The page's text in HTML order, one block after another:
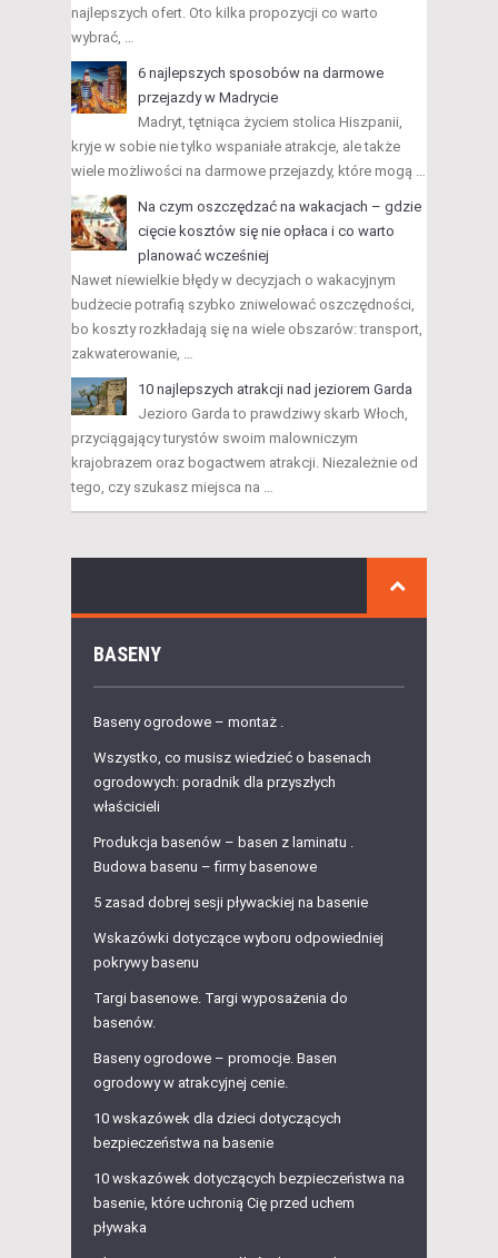
najlepszych ofert. Oto kilka propozycji co warto
wybrać, …
6 najlepszych sposobów na darmowe
przejazdy w Madrycie
Madryt, tętniąca życiem stolica Hiszpanii,
kryje w sobie nie tylko wspaniałe atrakcje, ale także
wiele możliwości na darmowe przejazdy, które mogą …
Na czym oszczędzać na wakacjach – gdzie
cięcie kosztów się nie opłaca i co warto
planować wcześniej
Nawet niewielkie błędy w decyzjach o wakacyjnym
budżecie potrafią szybko zniwelować oszczędności,
bo koszty rozkładają się na wiele obszarów: transport,
zakwaterowanie, …
10 najlepszych atrakcji nad jeziorem Garda
Jezioro Garda to prawdziwy skarb Włoch,
przyciągający turystów swoim malowniczym
krajobrazem oraz bogactwem atrakcji. Niezależnie od
tego, czy szukasz miejsca na …
BASENY
Baseny ogrodowe – montaż .
Wszystko, co musisz wiedzieć o basenach
ogrodowych: poradnik dla przyszłych
właścicieli
Produkcja basenów – basen z laminatu .
Budowa basenu – firmy basenowe
5 zasad dobrej sesji pływackiej na basenie
Wskazówki dotyczące wyboru odpowiedniej
pokrywy basenu
Targi basenowe. Targi wyposażenia do
basenów.
Baseny ogrodowe – promocje. Basen
ogrodowy w atrakcyjnej cenie.
10 wskazówek dla dzieci dotyczących
bezpieczeństwa na basenie
10 wskazówek dotyczących bezpieczeństwa na
basenie, które uchronią Cię przed uchem
pływaka